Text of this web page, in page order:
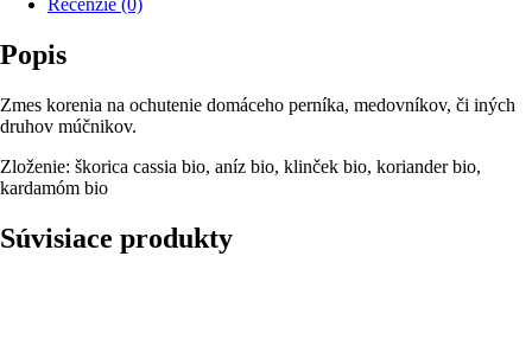
Recenzie (0)
Popis
Zmes korenia na ochutenie domáceho perníka, medovníkov, či iných
druhov múčnikov.
Zloženie: škorica cassia bio, aníz bio, klinček bio, koriander bio,
kardamóm bio
Súvisiace produkty